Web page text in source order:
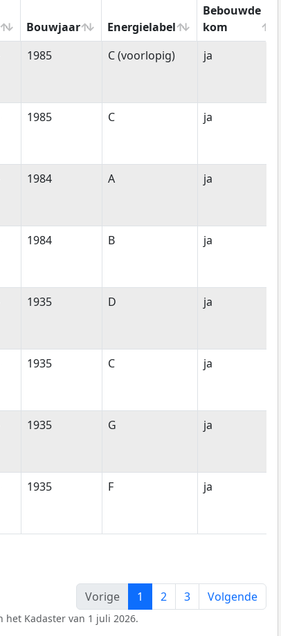
Bouwjaar Energielabel
Bebouwde
kom
Bouwjaar Energielabel
Bebouwde
kom
1985 C (voorlopig) ja
1985 C ja
1984 A ja
1984 B ja
1935 D ja
1935 C ja
1935 G ja
1935 F ja
Vorige
1 2 3 Volgende
het Kadaster van 1 juli 2026.